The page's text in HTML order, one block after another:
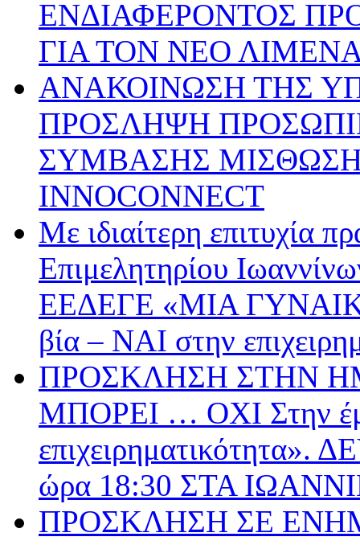
ΕΝΔΙΑΦΕΡΟΝΤΟΣ
ΓΙΑ ΤΟΝ ΝΕΟ
ΑΝΑΚΟΙΝΩΣΗ ΤΗΣ
ΠΡΟΣΛΗΨΗ
ΣΥΜΒΑΣΗΣ
INNOCONNECT
Με ιδιαίτερη επιτυχία
Επιμελητηρίου
ΕΕΔΕΓΕ «ΜΙΑ
βία – ΝΑΙ στην
ΠΡΟΣΚΛΗΣΗ ΣΤΗΝ
ΜΠΟΡΕΙ … ΟΧΙ Στην
ώρα 18:30 ΣΤΑ
ΠΡΟΣΚΛΗΣΗ ΣΕ